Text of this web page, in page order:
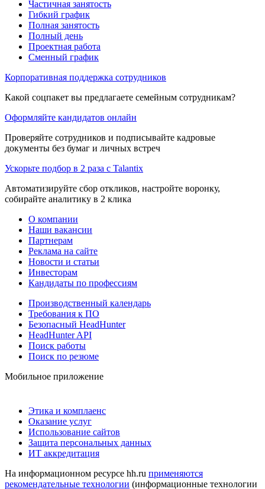
Частичная занятость
Гибкий график
Полная занятость
Полный день
Проектная работа
Сменный график
Корпоративная поддержка сотрудников
Какой соцпакет вы предлагаете семейным сотрудникам?
Оформляйте кандидатов онлайн
Проверяйте сотрудников и подписывайте кадровые
документы без бумаг и личных встреч
Ускорьте подбор в 2 раза с Talantix
Автоматизируйте сбор откликов, настройте воронку,
собирайте аналитику в 2 клика
О компании
Наши вакансии
Партнерам
Реклама на сайте
Новости и статьи
Инвесторам
Кандидаты по профессиям
Производственный календарь
Требования к ПО
Безопасный HeadHunter
HeadHunter API
Поиск работы
Поиск по резюме
Мобильное приложение
Этика и комплаенс
Оказание услуг
Использование сайтов
Защита персональных данных
ИТ аккредитация
На информационном ресурсе hh.ru применяются
рекомендательные технологии (информационные технологии